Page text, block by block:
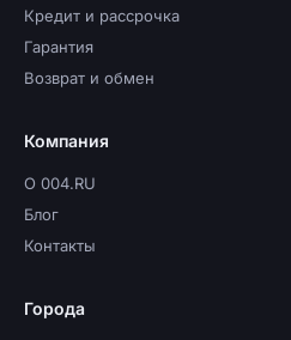
Кредит и рассрочка
Гарантия
Возврат и обмен
Компания
О 004.RU
Блог
Контакты
Города